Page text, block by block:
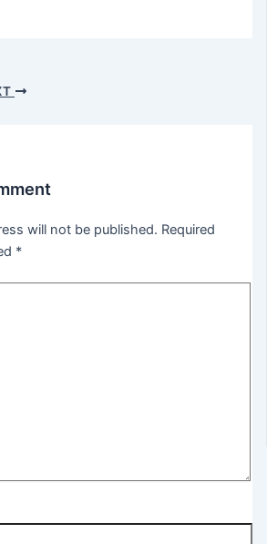
will not be published. Required
*